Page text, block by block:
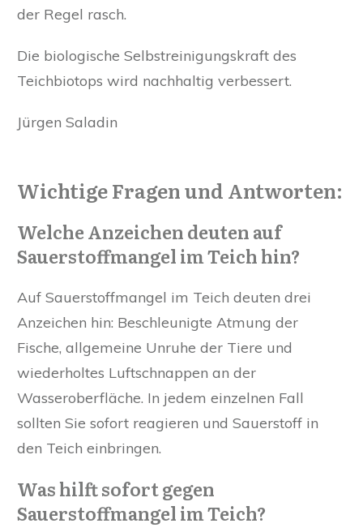
der Regel rasch.
Die biologische Selbstreinigungskraft des
Teichbiotops wird nachhaltig verbessert.
Jürgen Saladin
Wichtige Fragen und Antworten:
Welche Anzeichen deuten auf
Sauerstoffmangel im Teich hin?
Auf Sauerstoffmangel im Teich deuten drei
Anzeichen hin: Beschleunigte Atmung der
Fische, allgemeine Unruhe der Tiere und
wiederholtes Luftschnappen an der
Wasseroberfläche. In jedem einzelnen Fall
sollten Sie sofort reagieren und Sauerstoff in
den Teich einbringen.
Was hilft sofort gegen
Sauerstoffmangel im Teich?